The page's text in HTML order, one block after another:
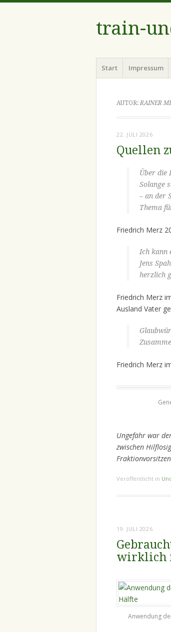
train-
Menü
Zum
Inhalt
Start Impressum
AUTOR:RAINER
22. JULI 2026
Quellen
Über die
Solange
– an der
Thema
Friedrich Merz
Ich kann
Jens
herzlich
Friedrich Merz
Ausland Vater
Friedrich Merz
Ungefähr war
zwischen
Veröffentlicht in
19. JULI 2026
wirklich
Anwendung